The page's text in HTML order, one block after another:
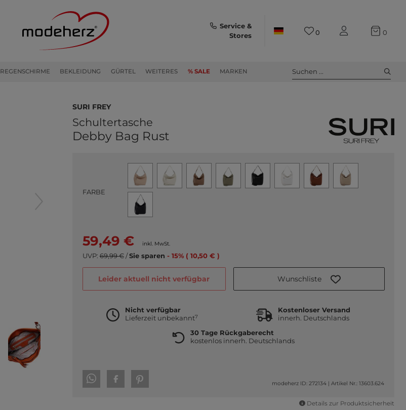
REGENSCHIRME BEKLEIDUNG GÜRTEL WEITERES % SALE MARKEN
Service &
Stores
0 0
Suchen ...
SURI FREY
Schultertasche
Debby Bag Rust
FARBE
59,49 € inkl. MwSt.
UVP: 69,99 €/Sie sparen - 15% ( 10,50 € )
Leider aktuell nicht verfügbar Wunschliste
Nicht verfügbar
Lieferzeit unbekannt7
Kostenloser Versand
innerh. Deutschlands
30 Tage Rückgaberecht
kostenlos innerh. Deutschlands
modeherz ID: 272134 |Artikel Nr.: 13603.624
Details zur Produktsicherheit